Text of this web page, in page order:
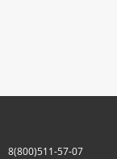
8(800)511-57-07